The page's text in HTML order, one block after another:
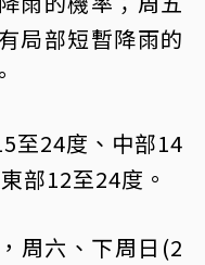
局部短暫降雨的
至24度、中部14
部12至24度。
周六、下周日(2